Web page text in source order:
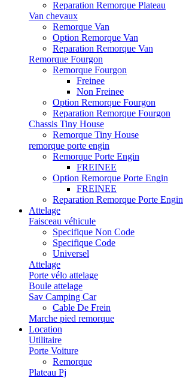
Reparation Remorque Plateau
Van chevaux
Remorque Van
Option Remorque Van
Reparation Remorque Van
Remorque Fourgon
Remorque Fourgon
Freinee
Non Freinee
Option Remorque Fourgon
Reparation Remorque Fourgon
Chassis Tiny House
Remorque Tiny House
remorque porte engin
Remorque Porte Engin
FREINEE
Option Remorque Porte Engin
FREINEE
Reparation Remorque Porte Engin
Attelage
Faisceau véhicule
Specifique Non Code
Specifique Code
Universel
Attelage
Porte vélo attelage
Boule attelage
Sav Camping Car
Cable De Frein
Marche pied remorque
Location
Utilitaire
Porte Voiture
Remorque
Plateau Pj